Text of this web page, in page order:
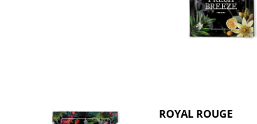
ROYAL ROUGE